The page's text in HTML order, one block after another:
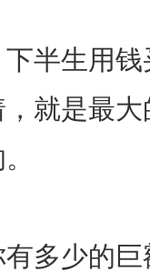
下半生用
就是最
多少的